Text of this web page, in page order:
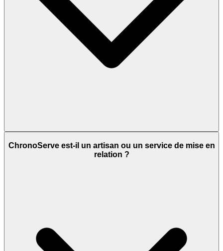
ChronoServe est-il un artisan ou un service de mise en
relation ?